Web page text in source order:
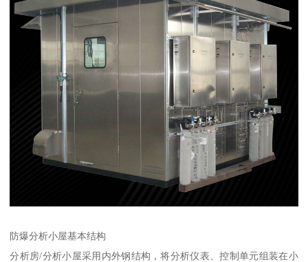
防爆分析小屋基本结构
分析房/分析小屋采用内外钢结构，将分析仪表、控制单元组装在小